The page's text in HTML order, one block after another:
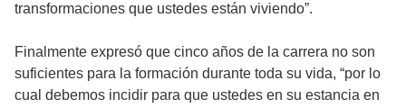
transformaciones que ustedes están viviendo”.
Finalmente expresó que cinco años de la carrera no son
suficientes para la formación durante toda su vida, “por lo
cual debemos incidir para que ustedes en su estancia en